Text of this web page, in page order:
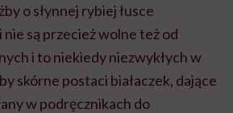
o słynnej rybiej łusce
są przecież wolne też od
i to niekiedy niezwykłych w
skórne postaci białaczek, dające
w podręcznikach do